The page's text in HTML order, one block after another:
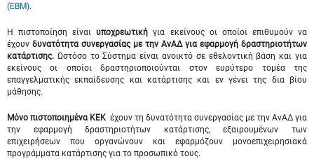
(ΕΒΜ).
Η πιστοποίηση είναιυποχρεωτική για εκείνους οι οποίοι επιθυμούν να
έχουν δυνατότητα συνεργασίας με την ΑνΑΔ για εφαρμογή δραστηριοτήτων
κατάρτισης. Ωστόσο το Σύστημα είναι ανοικτό σε εθελοντική βάση και για
εκείνους οι οποίοι δραστηριοποιούνται στον ευρύτερο τομέα της
επαγγελματικής εκπαίδευσης και κατάρτισης και εν γένει της δια βίου
μάθησης.
Μόνο πιστοποιημένα ΚΕΚ έχουν τη δυνατότητα συνεργασίας με την ΑνΑΔ για
την εφαρμογή δραστηριοτήτων κατάρτισης, εξαιρουμένων των
επιχειρήσεων που οργανώνουν και εφαρμόζουν μονοεπιχειρησιακά
προγράμματα κατάρτισης για το προσωπικό τους.